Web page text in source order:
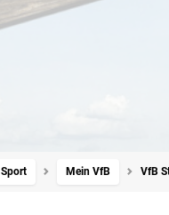
Sport Mein VfB VfB